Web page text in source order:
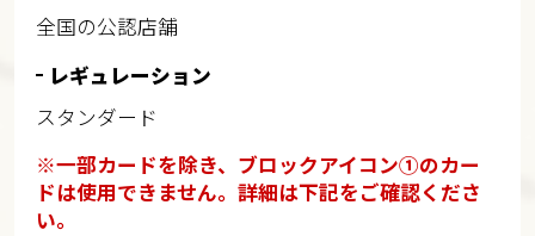
全国の公認店舗​
レギュレーション
スタンダード
※一部カードを除き、ブロックアイコン①のカー
ドは使用できません。詳細は下記をご確認くださ
い。